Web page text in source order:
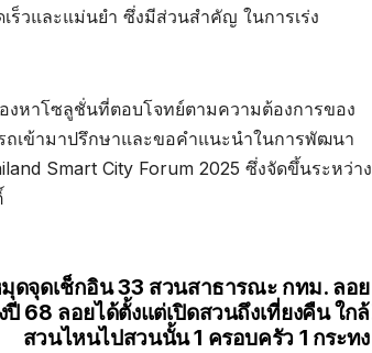
ร็วและแม่นยำ ซึ่งมีส่วนสำคัญ ในการเร่ง
งหาโซลูชั่นที่ตอบโจทย์ตามความต้องการของ
ถเข้ามาปรึกษาและขอคำแนะนำในการพัฒนา
Smart City Forum 2025 ซึ่งจัดขึ้นระหว่าง
ดจุดเช็กอิน 33 สวนสาธารณะ กทม. ลอย
ปี 68 ลอยได้ตั้งแต่เปิดสวนถึงเที่ยงคืน ใกล้
สวนไหนไปสวนนั้น 1 ครอบครัว 1 กระทง